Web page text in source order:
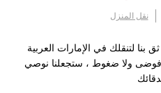
نقل المنزل
بنا لتنقلك في الإمارات العربية
فوضى ولا ضغوط ، ستجعلنا نوصي